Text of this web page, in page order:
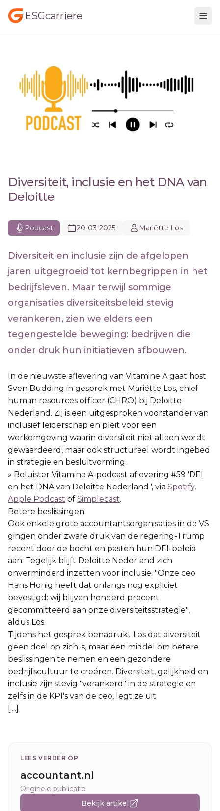
ESGcarriere
Diversiteit, inclusie en het DNA van
Deloitte
Podcast 20-03-2025 Mariëtte Los
Diversiteit en inclusie zijn de afgelopen
jaren uitgegroeid tot kernbegrippen in het
bedrijfsleven. Maar terwijl sommige
organisaties diversiteitsbeleid stevig
verankeren, zien we elders een
tegengestelde beweging: bedrijven die
onder druk hun initiatieven afbouwen.
In de nieuwste aflevering van Vitamine A gaat host
Sven Budding in gesprek met Mariëtte Los, chief
human resources officer (CHRO) bij Deloitte
Nederland. Zij is een uitgesproken voorstander van
inclusief leiderschap en pleit voor een
werkomgeving waarin diversiteit niet alleen wordt
gewaardeerd, maar ook structureel wordt ingebed
in strategie en besluitvorming.
» Beluister Vitamine A-podcast aflevering #59 'DEI
en het DNA van Deloitte Nederland ', via Spotify,
Apple Podcast of Simplecast.
Betere beslissingen
Ook enkele grote accountantsorganisaties in de VS
gingen onder zware druk van de regering-Trump
recent door de bocht en pasten hun DEI-beleid
aan. Tegelijk blijft Deloitte Nederland zich
onverminderd inzetten voor inclusie. "Onze ceo
Hans Honig heeft dat onlangs nog expliciet
bevestigd: wij blijven honderd procent
gecommitteerd aan onze diversiteitsstrategie",
aldus Los.
Tijdens het gesprek benadrukt Los dat diversiteit
geen doel op zich is, maar een middel om betere
beslissingen te nemen en een gezondere
bedrijfscultuur te creëren. Diversiteit, gelijkheid en
inclusie zijn stevig "verankerd" in de strategie en
zelfs in de KPI's van de ceo, legt ze uit.
[....]
LEES VERDER OP
accountant.nl
Originele publicatie
Bekijk artikel